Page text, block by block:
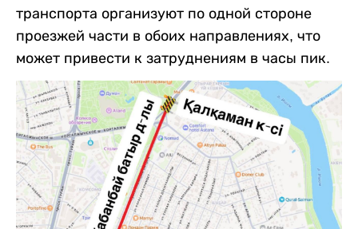
транспорта организуют по одной стороне
проезжей части в обоих направлениях, что
может привести к затруднениям в часы пик.